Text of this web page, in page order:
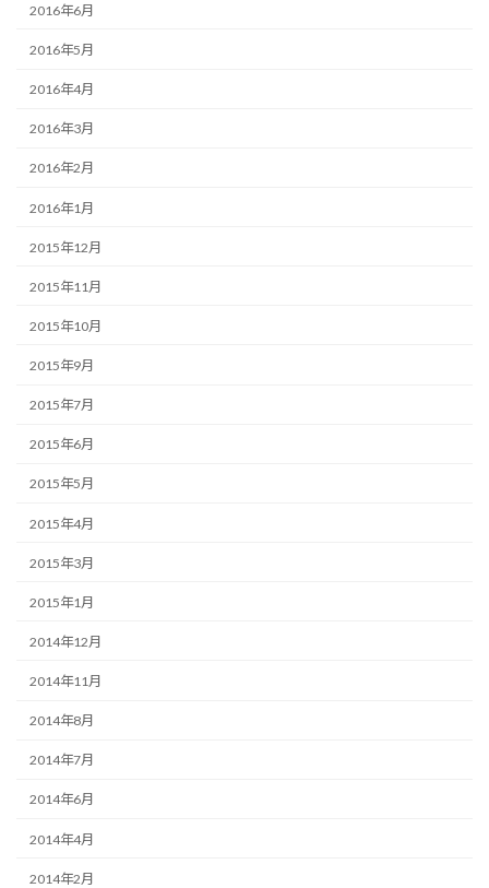
2016年6月
2016年5月
2016年4月
2016年3月
2016年2月
2016年1月
2015年12月
2015年11月
2015年10月
2015年9月
2015年7月
2015年6月
2015年5月
2015年4月
2015年3月
2015年1月
2014年12月
2014年11月
2014年8月
2014年7月
2014年6月
2014年4月
2014年2月